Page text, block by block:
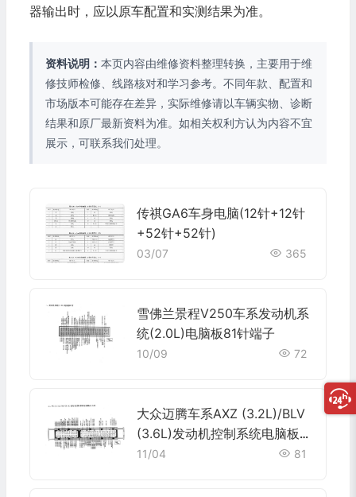
器输出时，应以原车配置和实测结果为准。
资料说明： 本页内容由维修资料整理转换，主要用于维
修技师检修、线路核对和学习参考。不同年款、配置和
市场版本可能存在差异，实际维修请以车辆实物、诊断
结果和原厂最新资料为准。如相关权利方认为内容不宜
展示，可联系我们处理。
传祺GA6车身电脑(12针+12针
+52针+52针)
03/07 365
雪佛兰景程V250车系发动机系
统(2.0L)电脑板81针端子
10/09 72
大众迈腾车系AXZ (3.2L)/BLV
(3.6L)发动机控制系统电脑板6
0+94针端子
11/04 81